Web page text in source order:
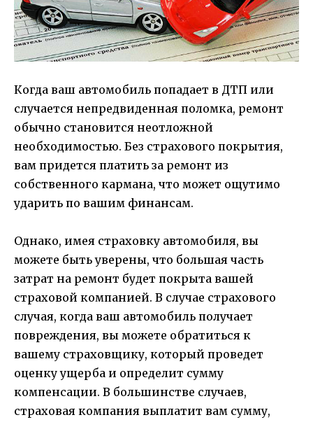
Когда ваш автомобиль попадает в ДТП или
случается непредвиденная поломка, ремонт
обычно становится неотложной
необходимостью. Без страхового покрытия,
вам придется платить за ремонт из
собственного кармана, что может ощутимо
ударить по вашим финансам.
Однако, имея страховку автомобиля, вы
можете быть уверены, что большая часть
затрат на ремонт будет покрыта вашей
страховой компанией. В случае страхового
случая, когда ваш автомобиль получает
повреждения, вы можете обратиться к
вашему страховщику, который проведет
оценку ущерба и определит сумму
компенсации. В большинстве случаев,
страховая компания выплатит вам сумму,